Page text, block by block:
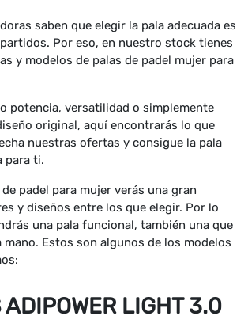
saben que elegir la pala adecuada es
Por eso, en nuestro stock tienes
y modelos de palas de padel mujer para
potencia, versatilidad o simplemente
original, aquí encontrarás lo que
nuestras ofertas y consigue la pala
para ti.
padel para mujer verás una gran
y diseños entre los que elegir. Por lo
una pala funcional, también una que
mano. Estos son algunos de los modelos
LIGHT 3.0